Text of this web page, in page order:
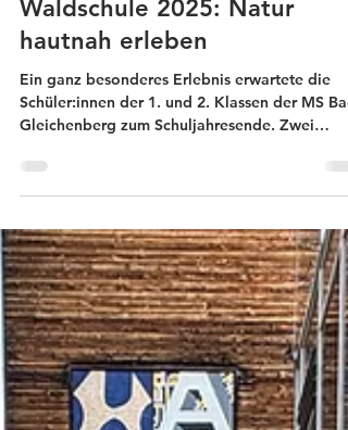
27. Aug. 2025 1 Min. Lesezeit
Waldschule 2025: Natur
hautnah erleben
Ein ganz besonderes Erlebnis erwartete die
Schüler:innen der 1. und 2. Klassen der MS Bad
Gleichenberg zum Schuljahresende. Zwei
Vormittage lang fand am Festplatz beim
Parapluie die Waldschule statt. In
abwechslungsreichen Stationen tauchten die
Kinder in die Geheimnisse des Waldes ein: Sie
kamen heimischen Wildtieren näher, erfuhren